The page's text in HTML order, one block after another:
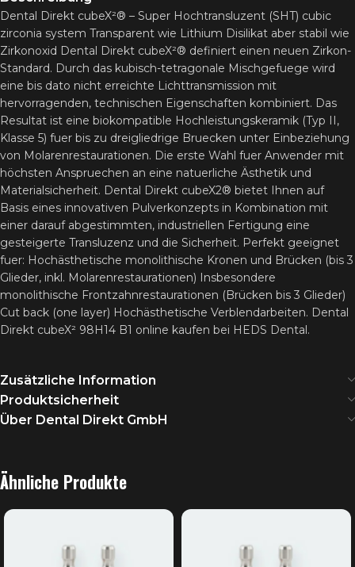
Dental Direkt cubeX²® – Super Hochtransluzent (SHT) cubic
zirconia system Transparent wie Lithium Disilikat aber stabil wie
Zirkonoxid Dental Direkt cubeX²® definiert einen neuen Zirkon-
Standard. Durch das kubisch-tetragonale Mischgefuege wird
eine bis dato nicht erreichte Lichttransmission mit
hervorragenden, technischen Eigenschaften kombiniert. Das
Resultat ist eine biokompatible Hochleistungskeramik (Typ II,
Klasse 5) fuer bis zu dreigliedrige Bruecken unter Einbeziehung
von Molarenrestaurationen. Die erste Wahl fuer Anwender mit
höchsten Anspruechen an eine natuerliche Ästhetik und
Materialsicherheit. Dental Direkt cubeX2® bietet Ihnen auf
Basis eines innovativen Pulverkonzepts in Kombination mit
einer darauf abgestimmten, industriellen Fertigung eine
gesteigerte Transluzenz und die Sicherheit. Perfekt geeignet
fuer: Hochästhetische monolithische Kronen und Brücken (bis 3
Glieder, inkl. Molarenrestaurationen) Insbesondere
monolithische Frontzahnrestaurationen (Brücken bis 3 Glieder)
Cut back (one layer) Hochästhetische Verblendarbeiten. Dental
Direkt cubeX² 98H14 B1 online kaufen bei HEDS Dental.
Zusätzliche Information
Produktsicherheit
Über Dental Direkt GmbH
Ähnliche Produkte